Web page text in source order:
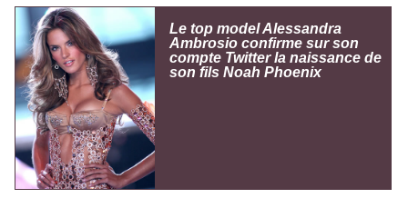
Le top model Alessandra
Ambrosio confirme sur son
compte Twitter la naissance de
son fils Noah Phoenix